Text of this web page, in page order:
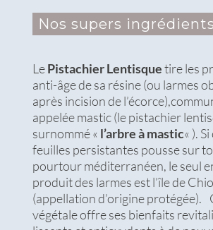
Nos supers ingrédients
LePistachier Lentisquetire les
anti-âge de sa résine (ou larmes
après incision de
appelée mastic (le pistachier
surnommé « l’arbre à mastic« ).
feuilles persistantes pousse sur
pourtour méditerranéen, le seul
produit des larmes est l’île de
(appellation d’origine protégée).
végétale offre ses bienfaits